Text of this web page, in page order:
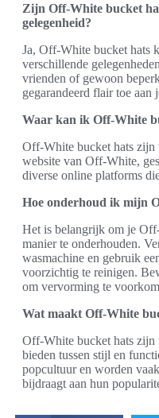
Zijn Off-White bucket
gelegenheid?
Ja, Off-White bucket hats
verschillende
vrienden of gewoon
gegarandeerd flair toe aan
Waar kan ik Off-White
Off-White bucket hats
website van Off-White,
diverse online platforms
Hoe onderhoud ik mijn
Het is belangrijk om je
manier te onderhouden.
wasmachine en gebruik
voorzichtig te reinigen.
om vervorming te
Wat maakt Off-White
Off-White bucket hats zijn
bieden tussen stijl en
popcultuur en worden
bijdraagt aan hun